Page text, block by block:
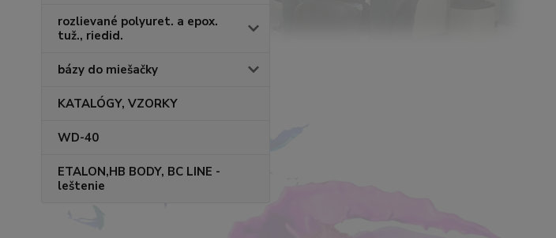
rozlievané polyuret. a epox.
tuž., riedid.
bázy do miešačky
KATALÓGY, VZORKY
WD-40
ETALON,HB BODY, BC LINE -
leštenie